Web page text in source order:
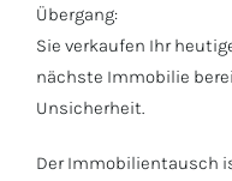
Übergang:
Sie verkaufen Ihr
nächste Immobilie
Unsicherheit.
Der Immobilientausch